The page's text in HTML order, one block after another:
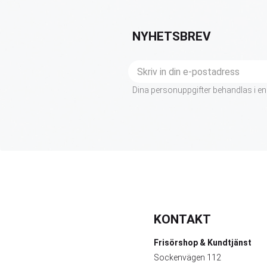
NYHETSBREV
Dina personuppgifter behandlas i
KONTAKT
Frisörshop & Kundtjänst
Sockenvägen 112